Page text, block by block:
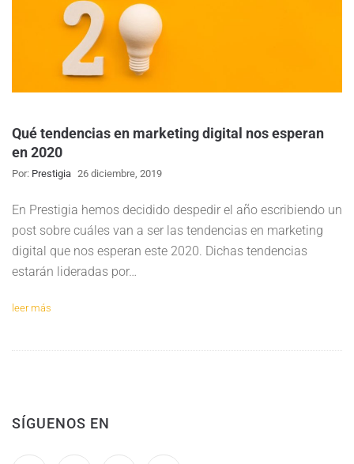
Qué tendencias en marketing digital nos esperan
en 2020
Por: Prestigia 26 diciembre, 2019
En Prestigia hemos decidido despedir el año escribiendo un
post sobre cuáles van a ser las tendencias en marketing
digital que nos esperan este 2020. Dichas tendencias
estarán lideradas por…
leer más
SÍGUENOS EN